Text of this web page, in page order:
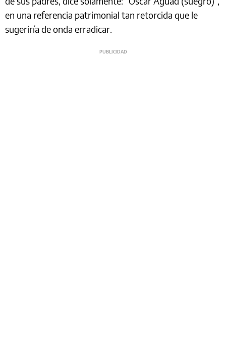
en una referencia patrimonial tan retorcida que le
sugeriría de onda erradicar.